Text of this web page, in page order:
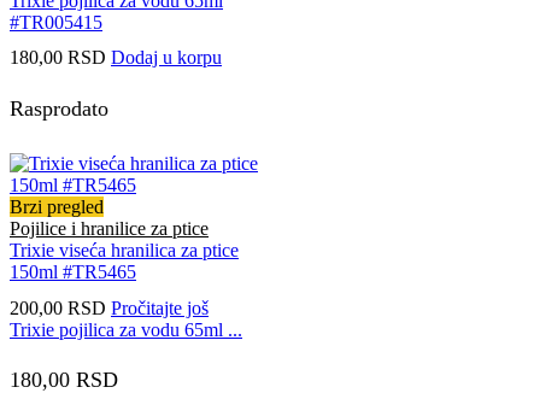
#TR005415
180,00 RSD Dodaj u korpu
Rasprodato
Brzi pregled
Pojilice i hranilice za ptice
Trixie viseća hranilica za ptice
150ml #TR5465
200,00 RSD Pročitajte još
Trixie pojilica za vodu 65ml ...
180,00 RSD